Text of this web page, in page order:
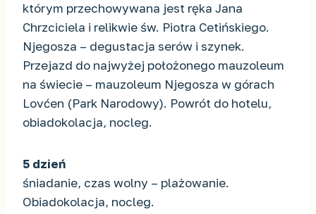
którym przechowywana jest ręka Jana
Chrzciciela i relikwie św. Piotra Cetińskiego.
Njegosza – degustacja serów i szynek.
Przejazd do najwyżej położonego mauzoleum
na świecie – mauzoleum Njegosza w górach
Lovćen (Park Narodowy). Powrót do hotelu,
obiadokolacja, nocleg.
5 dzień
śniadanie, czas wolny – plażowanie.
Obiadokolacja, nocleg.